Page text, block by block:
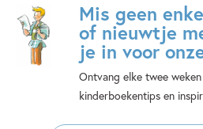
Mis geen
of nieuwtje
je in voor
Ontvang elke twee
kinderboekentips en
E-